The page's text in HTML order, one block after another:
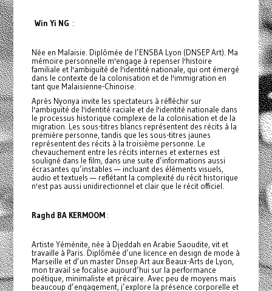
Win Yi NG :
Née en Malaisie. Diplômée de l’ENSBA Lyon (DNSEP Art). Ma
mémoire personnelle m'engage à repenser l'histoire
familiale et l'ambiguïté de l'identité nationale, qui ont émergé
dans le contexte de la colonisation et de l'immigration en
tant que Malaisienne-Chinoise.
Après Nyonya invite les spectateurs à réfléchir sur
l'ambiguïté de l'identité raciale et de l'identité nationale dans
le processus historique complexe de la colonisation et de la
migration. Les sous-titres blancs représentent des récits à la
première personne, tandis que les sous-titres jaunes
représentent des récits à la troisième personne. Le
chevauchement entre les récits internes et externes est
souligné dans le film, dans une suite d’informations aussi
écrasantes qu’instables — incluant des éléments visuels,
audio et textuels — reflétant la complexité du récit historique
n'est pas aussi unidirectionnel et clair que le récit officiel.
Raghd BA KERMOOM:
Artiste Yéménite, née à Djeddah en Arabie Saoudite, vit et
travaille à Paris. Diplômée d’une licence en design de mode à
Marseille et d’un master Dnsep Art aux Beaux-Arts de Lyon,
mon travail se focalise aujourd’hui sur la performance
poétique, minimaliste et précaire. Avec peu de moyens mais
beaucoup d’engagement, j’explore la présence corporelle et